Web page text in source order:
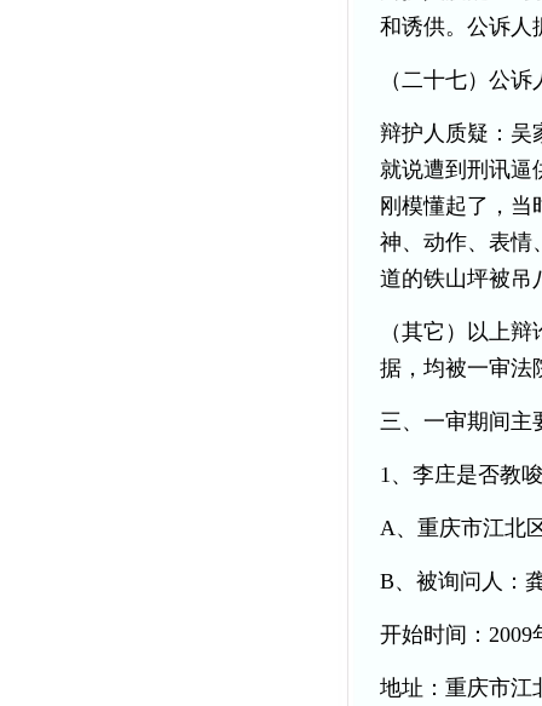
和诱供。公诉人
（二十七）公
辩护人质疑：吴
就说遭到刑讯逼
刚模懂起了，当
神、动作、表情
道的铁山坪被吊
（其它）以上
据，均被一审法
三、一审期间主
1、李庄是否教
A、重庆市江北
B、被询问人：
开始时间：2009
地址：重庆市江